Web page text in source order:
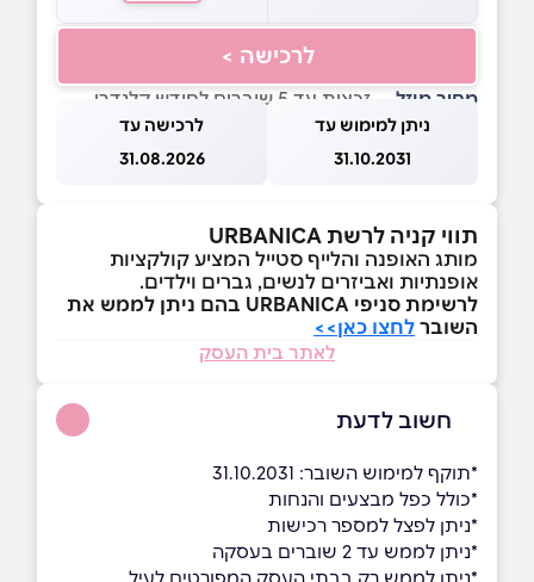
לרכישה >
מחיר מוזל — זכאות עד 5 שוברים לחודש קלנדרי
ניתן למימוש עד
31.10.2031
לרכישה עד
31.08.2026
תווי קניה לרשת URBANICA
מותג האופנה והלייף סטייל המציע קולקציות
אופנתיות ואביזרים לנשים, גברים וילדים.
לרשימת סניפי URBANICA בהם ניתן לממש את
השובר לחצו כאן>>
לאתר בית העסק
חשוב לדעת
*תוקף למימוש השובר: 31.10.2031
*כולל כפל מבצעים והנחות
*ניתן לפצל למספר רכישות
*ניתן לממש עד 2 שוברים בעסקה